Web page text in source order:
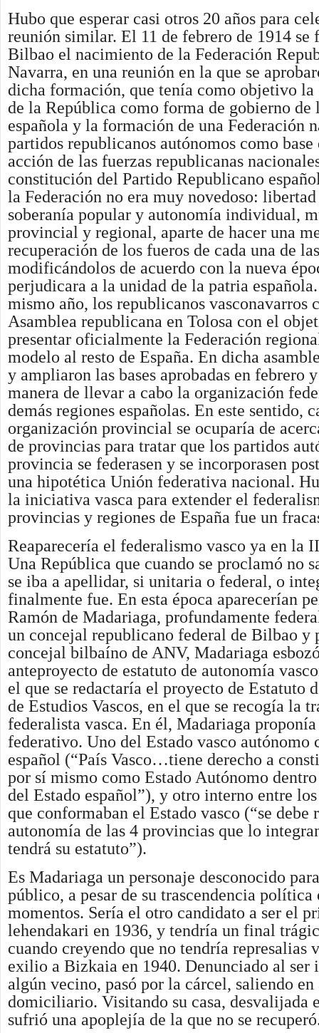
Hubo que esperar casi otros 20 años para
reunión similar. El 11 de febrero de 1914 se
Bilbao el nacimiento de la Federación
Navarra, en una reunión en la que se
dicha formación, que tenía como objetivo
de la República como forma de gobierno de
española y la formación de una Federación
partidos republicanos autónomos como
acción de las fuerzas republicanas
constitución del Partido Republicano
la Federación no era muy novedoso:
soberanía popular y autonomía individual,
provincial y regional, aparte de hacer una
recuperación de los fueros de cada una de
modificándolos de acuerdo con la nueva
perjudicara a la unidad de la patria
mismo año, los republicanos vasconavarros
Asamblea republicana en Tolosa con el
presentar oficialmente la Federación
modelo al resto de España. En dicha
y ampliaron las bases aprobadas en febrero
manera de llevar a cabo la organización
demás regiones españolas. En este sentido,
organización provincial se ocuparía de
de provincias para tratar que los partidos
provincia se federasen y se incorporasen
una hipotética Unión federativa nacional.
la iniciativa vasca para extender el
provincias y regiones de España fue un
Reaparecería el federalismo vasco ya en la
Una República que cuando se proclamó no
se iba a apellidar, si unitaria o federal, o
finalmente fue. En esta época aparecerían
Ramón de Madariaga, profundamente
un concejal republicano federal de Bilbao y
concejal bilbaíno de ANV, Madariaga
anteproyecto de estatuto de autonomía
el que se redactaría el proyecto de Estatuto
de Estudios Vascos, en el que se recogía la
federalista vasca. En él, Madariaga
federativo. Uno del Estado vasco autónomo
español (“País Vasco…tiene derecho a
por sí mismo como Estado Autónomo
del Estado español”), y otro interno entre
que conformaban el Estado vasco (“se debe
autonomía de las 4 provincias que lo
tendrá su estatuto”).
Es Madariaga un personaje desconocido
público, a pesar de su trascendencia política
momentos. Sería el otro candidato a ser el
lehendakari en 1936, y tendría un final
cuando creyendo que no tendría represalias
exilio a Bizkaia en 1940. Denunciado al ser
algún vecino, pasó por la cárcel, saliendo en
domiciliario. Visitando su casa, desvalijada
sufrió una apoplejía de la que no se